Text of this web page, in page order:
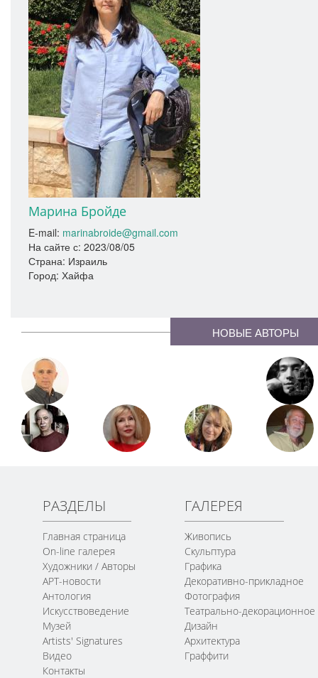
Марина Бройде
E-mail: marinabroide@gmail.com
На сайте с: 2023/08/05
Страна: Израиль
Город: Хайфа
НОВЫЕ АВТОРЫ
РАЗДЕЛЫ
Главная страница
On-line галерея
Художники / Авторы
АРТ-новости
Антология
Искусствоведение
Музей
Artists' Signatures
Видео
Контакты
ГАЛЕРЕЯ
Живопись
Скульптура
Графика
Декоративно-прикладное
Фотография
Театрально-декорационное
Дизайн
Архитектура
Граффити